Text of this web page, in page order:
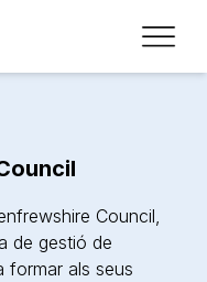
Council,
de gestió de
formar als seus